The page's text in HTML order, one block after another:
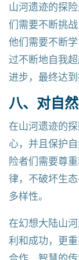
山河遗迹的探
们需要不断挑
他们需要不断
过不断地自我
进步，最终达到
八、对自
在山河遗迹的
心，并且保护
险者们需要尊
律，不破坏生
多样性。
在幻想大陆山
利和成功，更